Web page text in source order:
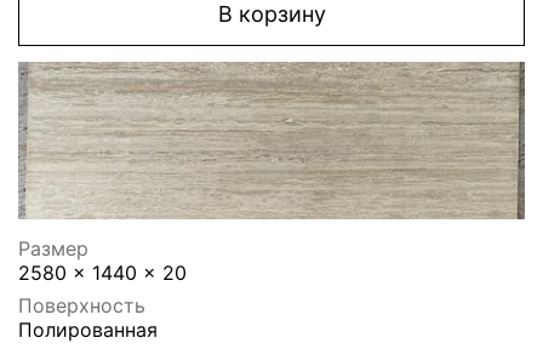
В корзину
Размер
2580 x 1440 x 20
Поверхность
Полированная